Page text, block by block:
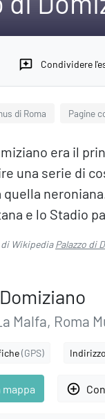
reviews Condividere
di Roma Pagine
era il
una serie di
quella
e lo Stadio
WikipediaPalazzo di
Malfa, Roma
(GPS) Indirizzo
add_circle_outline